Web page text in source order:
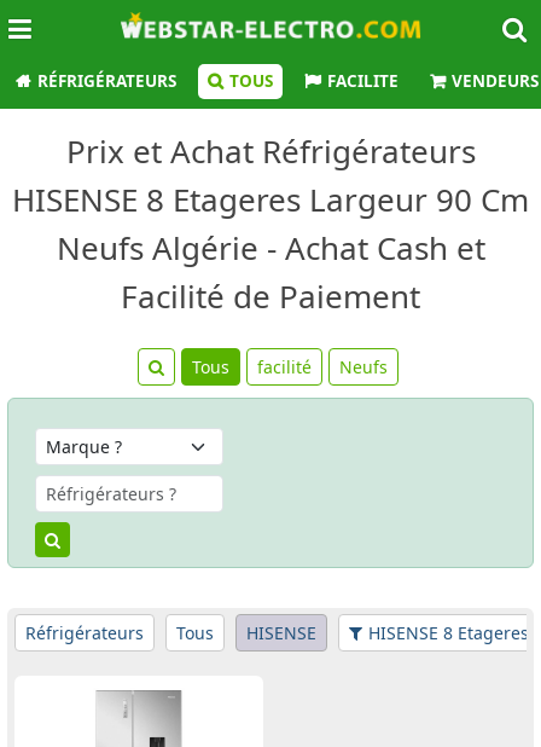
RÉFRIGÉRATEURS TOUS FACILITE VENDEURS
Prix et Achat Réfrigérateurs
HISENSE 8 Etageres Largeur 90 Cm
Neufs Algérie - Achat Cash et
Facilité de Paiement
Tous facilité Neufs
Réfrigérateurs Tous HISENSE HISENSE 8 Etageres